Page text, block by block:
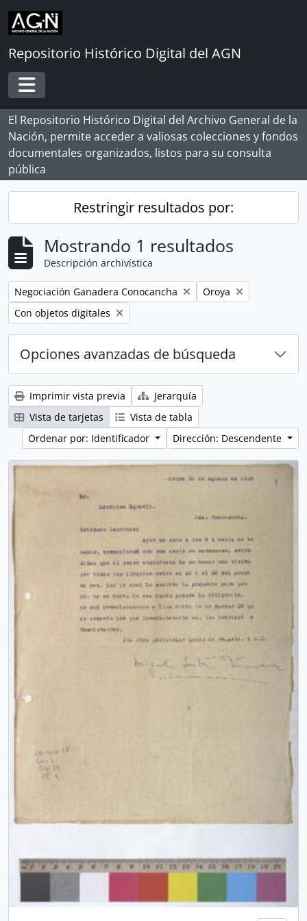
Skip to main content
Repositorio Histórico Digital del AGN
Toggle navigation
El Repositorio Histórico Digital del Archivo General de la
Nación, permite acceder a valiosas colecciones y fondos
documentales organizados, listos para su consulta
pública
Restringir resultados por:
Mostrando 1 resultados
Descripción archivística
Remove filter:
Negociación Ganadera Conocancha Remove filter:
Oroya
Remove filter:
Con objetos digitales
Opciones avanzadas de búsqueda
Imprimir vista previa
Jerarquía
Vista de tarjetas
Vista de tabla
Ordenar por: Identificador
Dirección: Descendente